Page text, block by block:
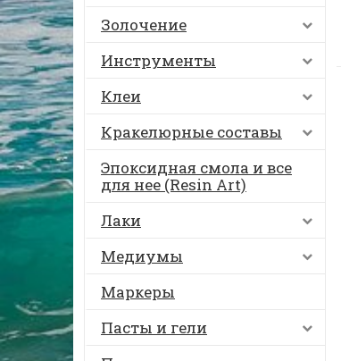
Золочение
Инструменты
Клеи
Кракелюрные составы
Эпоксидная смола и все
для нее (Resin Art)
Лаки
Медиумы
Маркеры
Пасты и гели